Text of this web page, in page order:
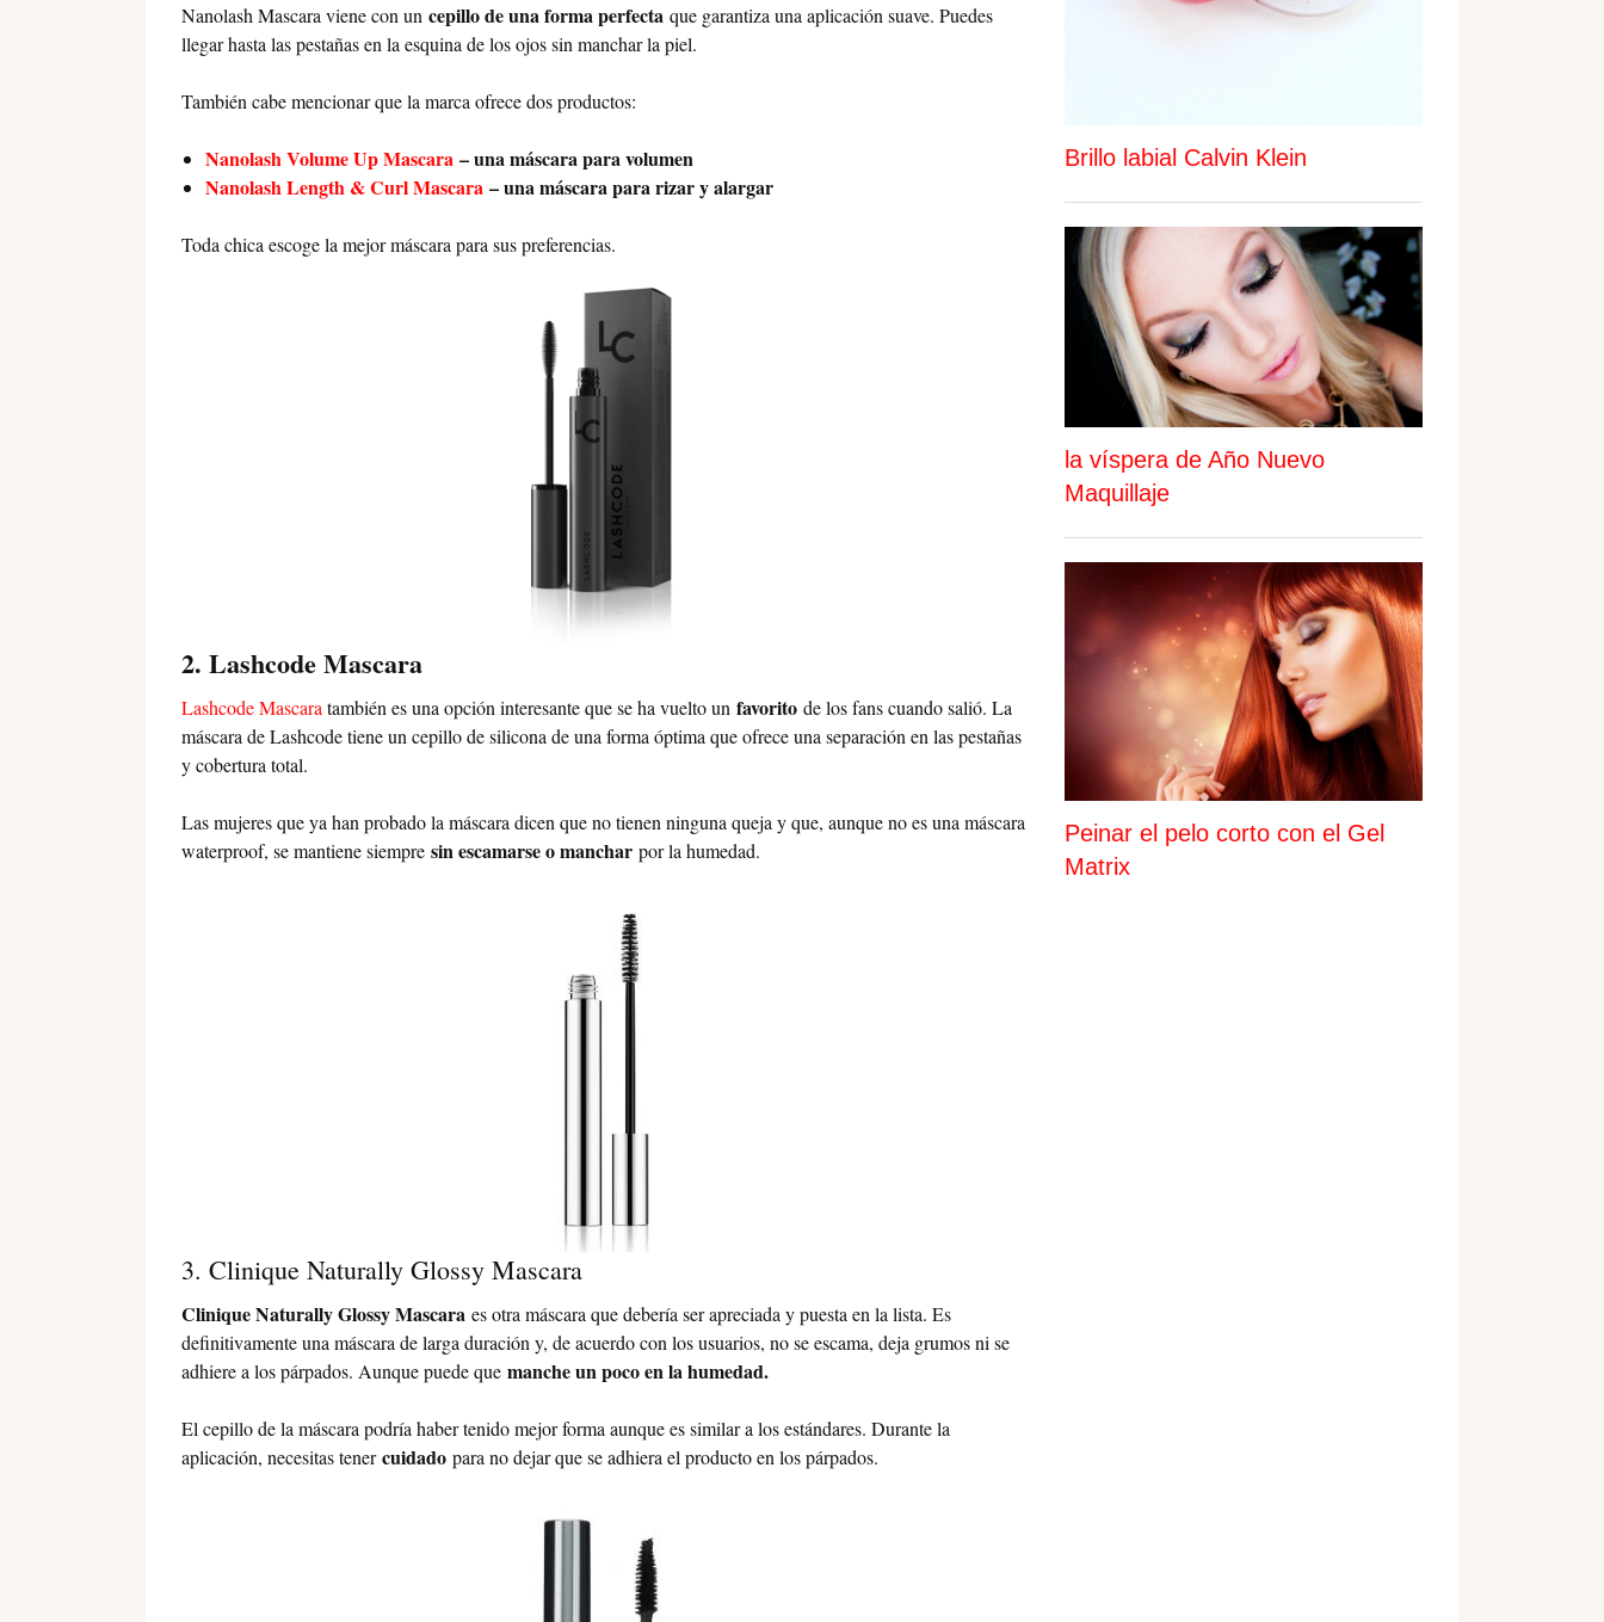
Nanolash Mascara viene con un cepillo de una forma perfecta que garantiza una aplicación suave. Puedes
llegar hasta las pestañas en la esquina de los ojos sin manchar la piel.
También cabe mencionar que la marca ofrece dos productos:
Nanolash Volume Up Mascara – una máscara para volumen
Nanolash Length & Curl Mascara – una máscara para rizar y alargar
Toda chica escoge la mejor máscara para sus preferencias.
2. Lashcode Mascara
Lashcode Mascara también es una opción interesante que se ha vuelto un favorito de los fans cuando salió. La
máscara de Lashcode tiene un cepillo de silicona de una forma óptima que ofrece una separación en las pestañas
y cobertura total.
Las mujeres que ya han probado la máscara dicen que no tienen ninguna queja y que, aunque no es una máscara
waterproof, se mantiene siempre sin escamarse o manchar por la humedad.
3. Clinique Naturally Glossy Mascara
Clinique Naturally Glossy Mascara es otra máscara que debería ser apreciada y puesta en la lista. Es
definitivamente una máscara de larga duración y, de acuerdo con los usuarios, no se escama, deja grumos ni se
adhiere a los párpados. Aunque puede que manche un poco en la humedad.
El cepillo de la máscara podría haber tenido mejor forma aunque es similar a los estándares. Durante la
aplicación, necesitas tenercuidado para no dejar que se adhiera el producto en los párpados.
Brillo labial Calvin Klein
la víspera de Año Nuevo
Maquillaje
Peinar el pelo corto con el Gel
Matrix